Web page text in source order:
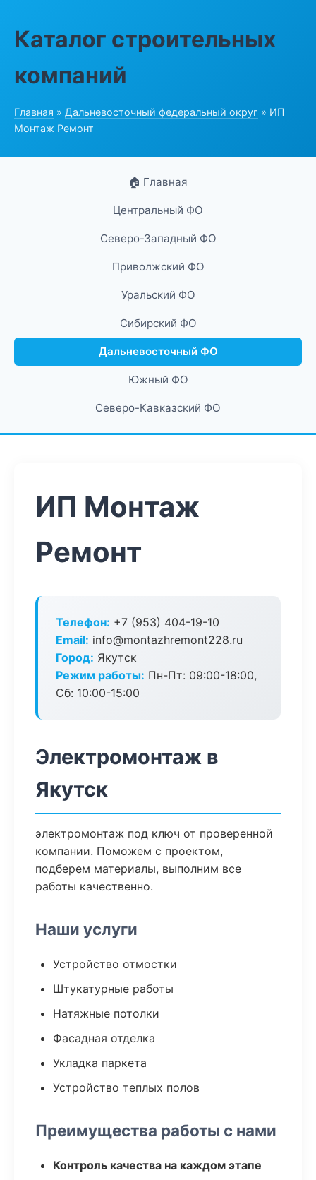
Каталог строительных
компаний
Главная » Дальневосточный федеральный округ » ИП
Монтаж Ремонт
🏠 Главная
Центральный ФО
Северо-Западный ФО
Приволжский ФО
Уральский ФО
Сибирский ФО
Дальневосточный ФО
Южный ФО
Северо-Кавказский ФО
ИП Монтаж
Ремонт
Телефон: +7 (953) 404-19-10
Email: info@montazhremont228.ru
Город: Якутск
Режим работы: Пн-Пт: 09:00-18:00,
Сб: 10:00-15:00
Электромонтаж в
Якутск
электромонтаж под ключ от проверенной
компании. Поможем с проектом,
подберем материалы, выполним все
работы качественно.
Наши услуги
Устройство отмостки
Штукатурные работы
Натяжные потолки
Фасадная отделка
Укладка паркета
Устройство теплых полов
Преимущества работы с нами
Контроль качества на каждом этапе